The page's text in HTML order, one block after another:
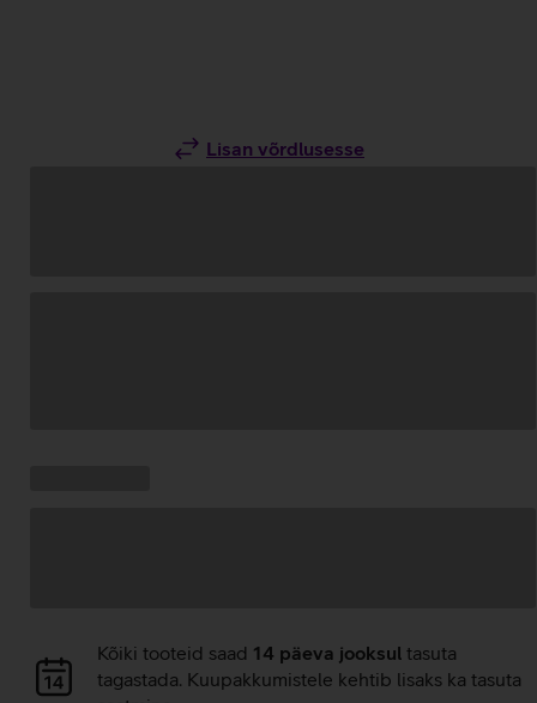
Lisan võrdlusesse
Andmete
laadimine
Kõiki tooteid saad 14 päeva jooksul tasuta
tagastada. Kuupakkumistele kehtib lisaks ka tasuta